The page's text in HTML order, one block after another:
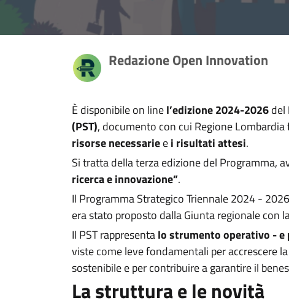
Redazione Open Innovation
È disponibile on linel’edizione 2024-2026del
(PST), documento con cui Regione
risorse necessarieei risultati attesi.
Si tratta della terza edizione del Programma,
ricerca e innovazione”.
Il Programma Strategico Triennale 2024 -
era stato proposto dalla Giunta regionale con
Il PST rappresentalo strumento operativo -
viste come leve fondamentali per accrescere
sostenibile e per contribuire a garantire il
La struttura e le novità